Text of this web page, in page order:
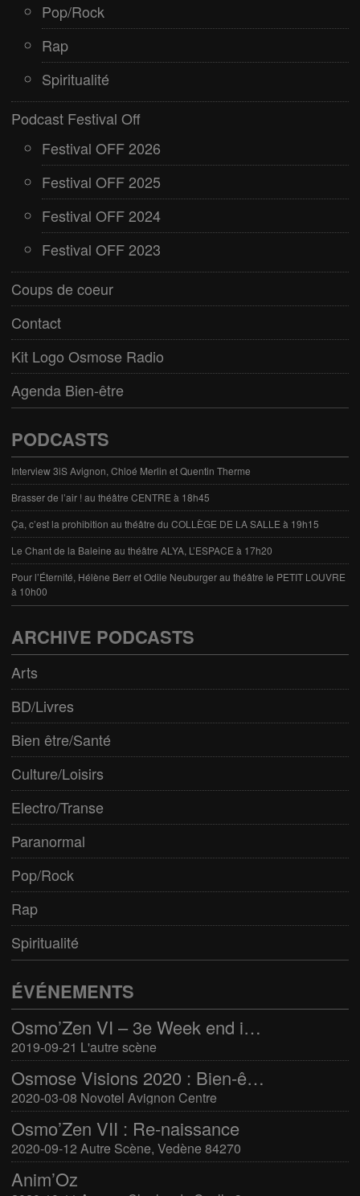
Pop/Rock
Rap
Spiritualité
Podcast Festival Off
Festival OFF 2026
Festival OFF 2025
Festival OFF 2024
Festival OFF 2023
Coups de coeur
Contact
Kit Logo Osmose Radio
Agenda Bien-être
PODCASTS
Interview 3iS Avignon, Chloé Merlin et Quentin Therme
Brasser de l’air ! au théâtre CENTRE à 18h45
Ça, c’est la prohibition au théâtre du COLLÈGE DE LA SALLE à 19h15
Le Chant de la Baleine au théâtre ALYA, L’ESPACE à 17h20
Pour l’Éternité, Hélène Berr et Odile Neuburger au théâtre le PETIT LOUVRE
à 10h00
ARCHIVE PODCASTS
Arts
BD/Livres
Bien être/Santé
Culture/Loisirs
Electro/Transe
Paranormal
Pop/Rock
Rap
Spiritualité
ÉVÉNEMENTS
Osmo’Zen VI – 3e Week end international du bien-être
2019-09-21 L'autre scène
Osmose Visions 2020 : Bien-être et arts divinatoires
2020-03-08 Novotel Avignon Centre
Osmo’Zen VII : Re-naissance
2020-09-12 Autre Scène, Vedène 84270
Anim’Oz